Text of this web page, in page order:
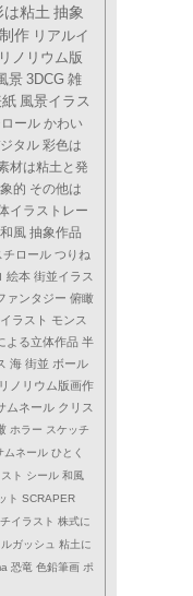
は粘土 抽象
作 リアルイ
リノリウム版
景 3DCG 雑
風景イラス
ール かわい
タル 彩色は
材は粘土と発
的 その他は
イラストレー
和風 抽象作品
チロール つりね
絵本 街並イラス
ァンタジー 俯瞰
ラスト モンス
よる立体作品 半
海 街並 ボール
リノリウム版画作
ムネール クリス
ホラー スケッチ
ムネール ひとく
ト シール 和風
ト SCRAPER
イラスト 株式に
ガッシュ 粘土に
恐竜 色鉛筆画 ポ